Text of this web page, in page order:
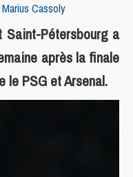
Marius Cassoly
Saint-Pétersbourg a
après la finale
le PSG et Arsenal.